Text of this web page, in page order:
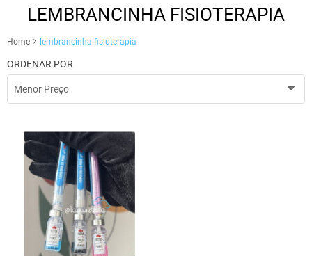
LEMBRANCINHA FISIOTERAPIA
Home lembrancinha fisioterapia
ORDENAR POR
Menor Preço